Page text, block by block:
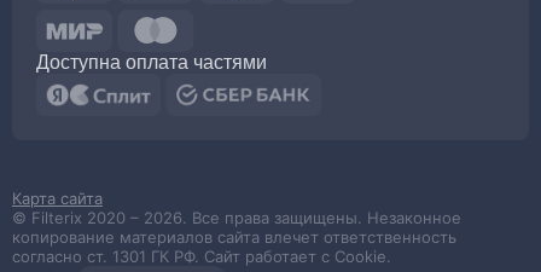
Доступна оплата частями
© Filterix 2020 – 2026. Все права защищены. Незаконное
копирование материалов сайта влечет ответственность
согласно ст. 1301 ГК РФ. Сайт работает с Cookie.
Карта сайта